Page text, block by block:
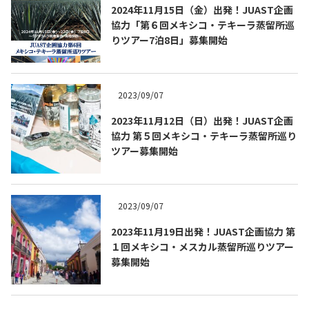
2024年11月15日（金）出発！JUAST企画
協力「第６回メキシコ・テキーラ蒸留所巡
りツアー7泊8日」募集開始
2023/09/07
2023年11月12日（日）出発！JUAST企画
協力 第５回メキシコ・テキーラ蒸留所巡り
ツアー募集開始
2023/09/07
2023年11月19日出発！JUAST企画協力 第
１回メキシコ・メスカル蒸留所巡りツアー
募集開始